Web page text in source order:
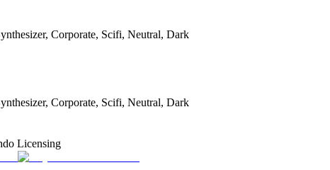
Corporate, Scifi, Neutral, Dark
Corporate, Scifi, Neutral, Dark
Licensing